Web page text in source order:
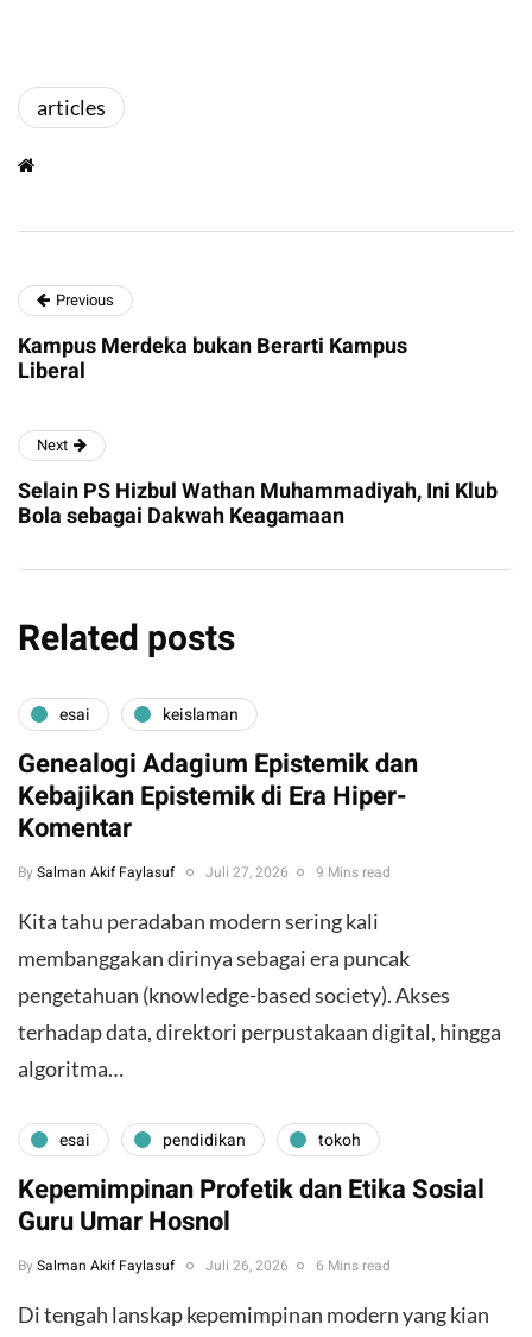
articles
Previous
Kampus Merdeka bukan Berarti Kampus
Liberal
Next
Selain PS Hizbul Wathan Muhammadiyah, Ini Klub
Bola sebagai Dakwah Keagamaan
Related posts
esai keislaman
Genealogi Adagium Epistemik dan
Kebajikan Epistemik di Era Hiper-
Komentar
By Salman Akif Faylasuf Juli 27, 2026 9 Mins read
Kita tahu peradaban modern sering kali
membanggakan dirinya sebagai era puncak
pengetahuan (knowledge-based society). Akses
terhadap data, direktori perpustakaan digital, hingga
algoritma…
esai pendidikan tokoh
Kepemimpinan Profetik dan Etika Sosial
Guru Umar Hosnol
By Salman Akif Faylasuf Juli 26, 2026 6 Mins read
Di tengah lanskap kepemimpinan modern yang kian